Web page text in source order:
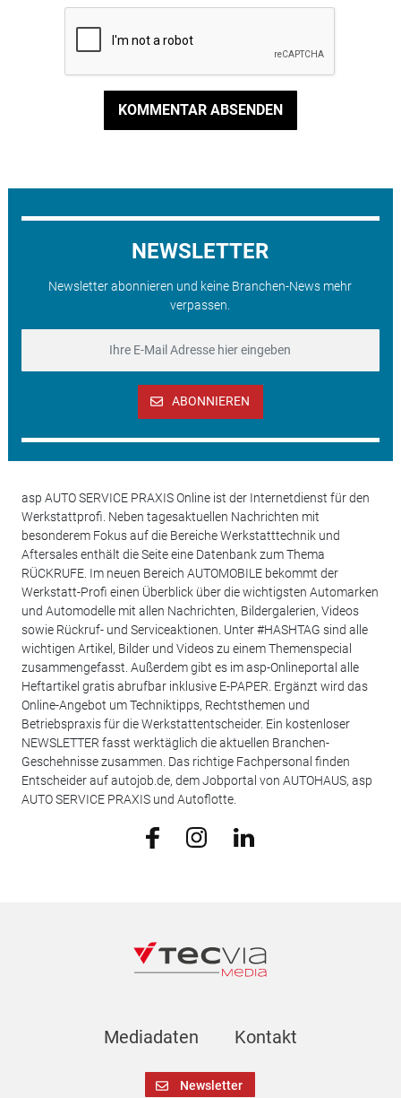
KOMMENTAR ABSENDEN
NEWSLETTER
Newsletter abonnieren und keine Branchen-News mehr
verpassen.
ABONNIEREN
asp AUTO SERVICE PRAXIS Online ist der Internetdienst für den
Werkstattprofi. Neben tagesaktuellen Nachrichten mit
besonderem Fokus auf die Bereiche Werkstatttechnik und
Aftersales enthält die Seite eine Datenbank zum Thema
RÜCKRUFE. Im neuen Bereich AUTOMOBILE bekommt der
Werkstatt-Profi einen Überblick über die wichtigsten Automarken
und Automodelle mit allen Nachrichten, Bildergalerien, Videos
sowie Rückruf- und Serviceaktionen. Unter #HASHTAG sind alle
wichtigen Artikel, Bilder und Videos zu einem Themenspecial
zusammengefasst. Außerdem gibt es im asp-Onlineportal alle
Heftartikel gratis abrufbar inklusive E-PAPER. Ergänzt wird das
Online-Angebot um Techniktipps, Rechtsthemen und
Betriebspraxis für die Werkstattentscheider. Ein kostenloser
NEWSLETTER fasst werktäglich die aktuellen Branchen-
Geschehnisse zusammen. Das richtige Fachpersonal finden
Entscheider auf autojob.de, dem Jobportal von AUTOHAUS, asp
AUTO SERVICE PRAXIS und Autoflotte.
Mediadaten Kontakt
Newsletter